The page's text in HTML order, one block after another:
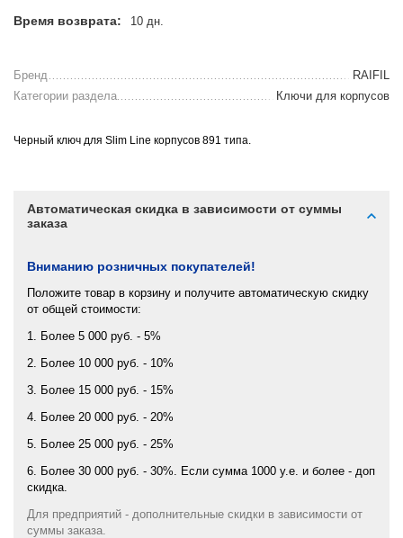
Время возврата: 10 дн.
Бренд
RAIFIL
Категории раздела
Ключи для корпусов
Черный ключ дляSlim Line корпусов 891 типа.
Автоматическая скидка в зависимости от суммы
заказа
Вниманию розничных покупателей!
Положите товар в корзину и получите автоматическую скидку
от общей стоимости:
1. Более 5 000 руб. - 5%
2. Более 10 000 руб. - 10%
3. Более 15 000 руб. - 15%
4. Более 20 000 руб. - 20%
5. Более 25 000 руб. - 25%
6. Более 30 000 руб. - 30%. Если сумма 1000 у.е. и более - доп
скидка.
Для предприятий - дополнительные скидки в зависимости от
суммы заказа.